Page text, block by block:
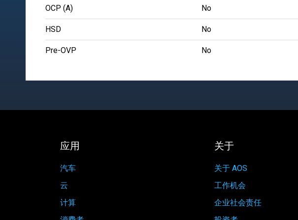
OCP (A) No
HSD No
Pre-OVP No
应用
汽车
云
计算
关于
关于 AOS
工作机会
企业社会责任